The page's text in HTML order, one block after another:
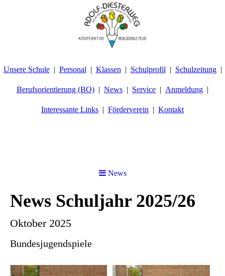
Unsere Schule Personal Klassen Schulprofil Schulzeitung
Berufsorientierung (BO) News Service Anmeldung
Interessante Links Förderverein Kontakt
News
News Schuljahr 2025/26
Oktober 2025
Bundesjugendspiele